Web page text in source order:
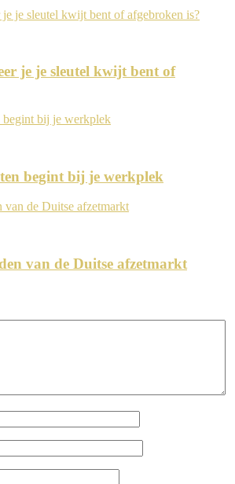
je je sleutel kwijt bent of
begint bij je werkplek
van de Duitse afzetmarkt